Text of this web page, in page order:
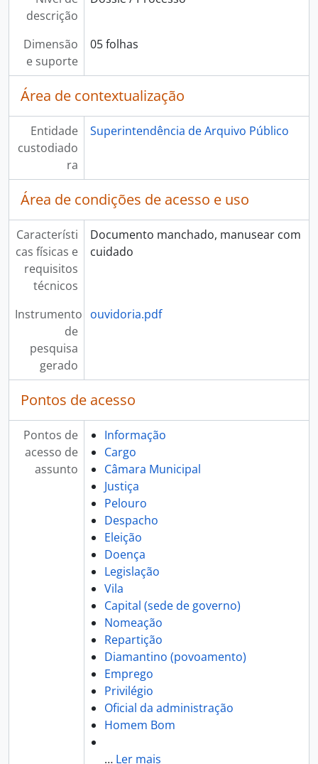
descrição
Dimensão
e suporte
05 folhas
Área de contextualização
Entidade
custodiado
ra
Superintendência de Arquivo Público
Área de condições de acesso e uso
Característi
cas físicas e
requisitos
técnicos
Documento manchado, manusear com
cuidado
Instrumento
de
pesquisa
gerado
ouvidoria.pdf
Pontos de acesso
Pontos de
acesso de
assunto
Informação
Cargo
Câmara Municipal
Justiça
Pelouro
Despacho
Eleição
Doença
Legislação
Vila
Capital (sede de governo)
Nomeação
Repartição
Diamantino (povoamento)
Emprego
Privilégio
Oficial da administração
Homem Bom
… Ler mais